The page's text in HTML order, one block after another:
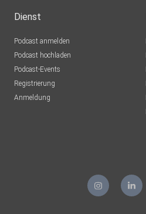
Dienst
Podcast anmelden
Podcast hochladen
Podcast-Events
Registrierung
Anmeldung